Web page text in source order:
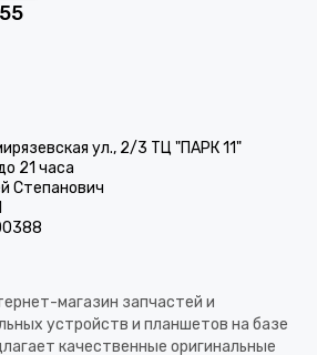
ул., 2/3 ТЦ "ПАРК 11"
21 часа
Степанович
магазин запчастей и
устройств и планшетов на базе
качественные оригинальные